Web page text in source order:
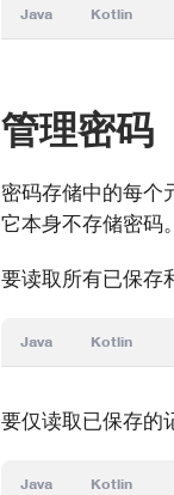
Java Kotlin
管理密码
密码存储中的每个
它本身不存储密码。
要读取所有已保存
Java Kotlin
要仅读取已保存的
Java Kotlin